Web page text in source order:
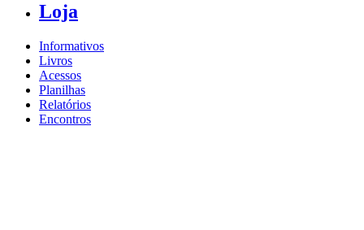
Loja
Informativos
Livros
Acessos
Planilhas
Relatórios
Encontros